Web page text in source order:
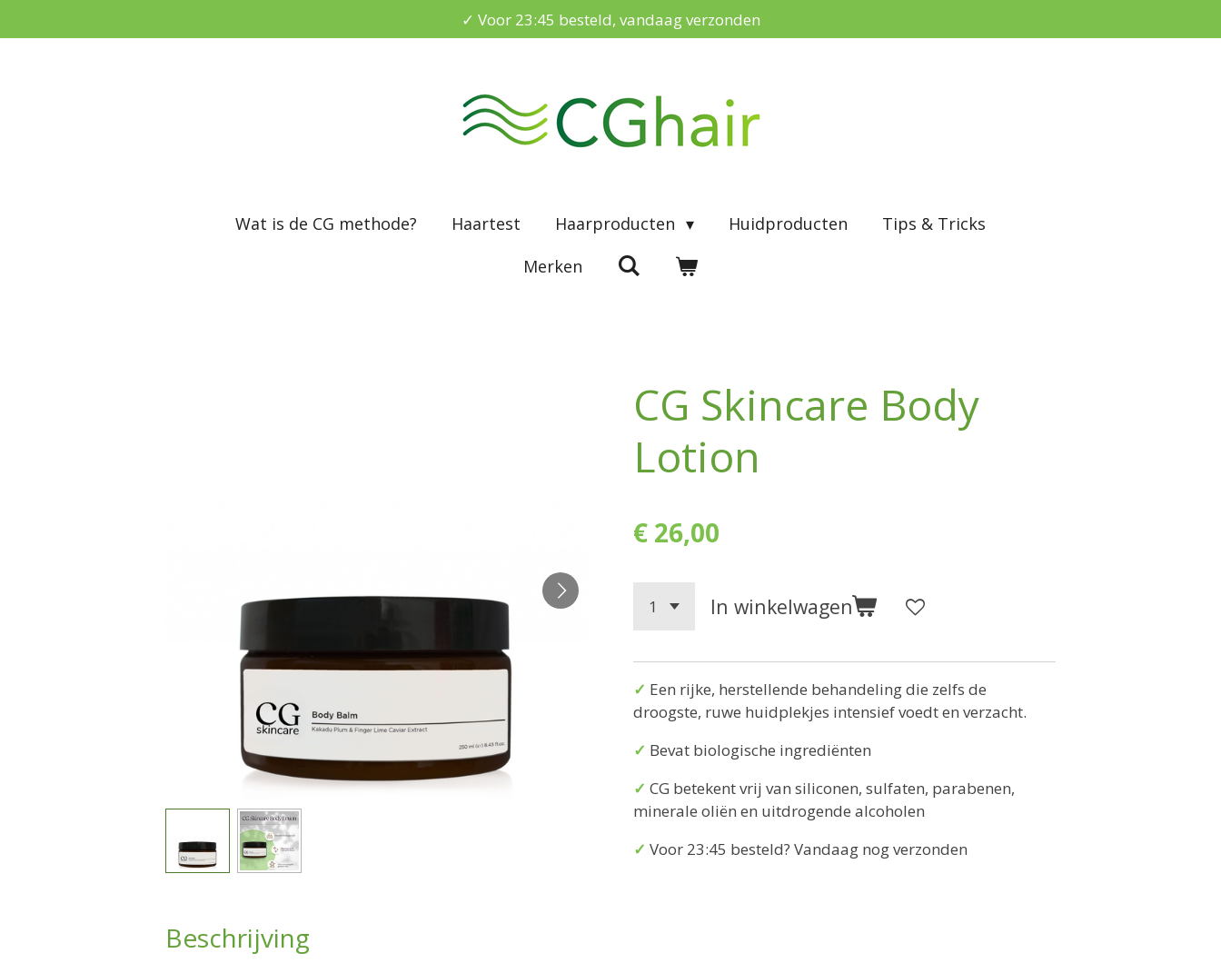
direct
✓ Voor 23:45 besteld, vandaag verzonden
Wat is de CG methode? Haartest Haarproducten Huidproducten
Tips & Tricks
Merken
CG Skincare Body
Lotion
€ 26,00
In winkelwagen
✓ Een rijke, herstellende behandeling die zelfs de
droogste, ruwe huidplekjes intensief voedt en verzacht.
✓ Bevat biologische ingrediënten
✓ CG betekent vrij van siliconen, sulfaten, parabenen,
minerale oliën en uitdrogende alcoholen
✓ Voor 23:45 besteld? Vandaag nog verzonden
Beschrijving